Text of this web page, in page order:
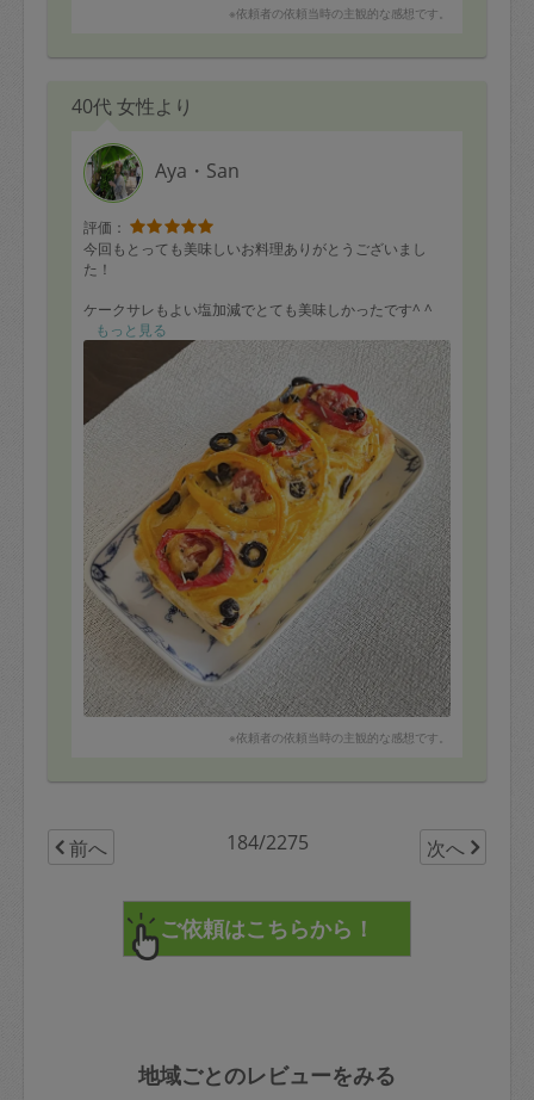
※依頼者の依頼当時の主観的な感想です。
40代 女性より
Aya・San
評価：
今回もとっても美味しいお料理ありがとうございまし
た！
ケークサレもよい塩加減でとても美味しかったです^ ^
次回も楽しみにしております
【リクエストメニュー】
マドレーヌ
えびふらい タルタルソース
アスパラガス胡麻和え
なすとしらすの煮浸し
ケークサレ（プロヴァンサル）
ポテトサラダ
鯛めし
オクラ茹でる
コロッケグラタン
もっと見る
※依頼者の依頼当時の主観的な感想です。
前へ 184/2275 次へ
地域ごとのレビューをみる